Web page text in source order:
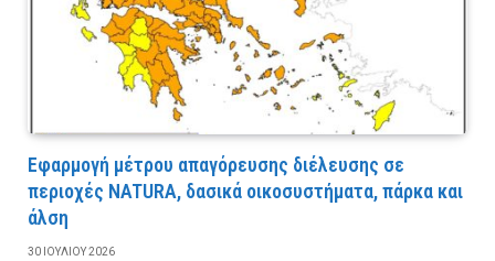
Εφαρμογή μέτρου απαγόρευσης διέλευσης σε
περιοχές NATURA, δασικά οικοσυστήματα, πάρκα και
άλση
30 ΙΟΥΛΊΟΥ 2026